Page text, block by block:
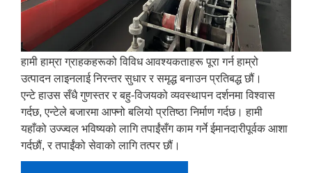
हामी हाम्रा ग्राहकहरूको विविध आवश्यकताहरू पूरा गर्न हाम्रो
उत्पादन लाइनलाई निरन्तर सुधार र समृद्ध बनाउन प्रतिबद्ध छौं।
एन्टे हाउस सँधै गुणस्तर र बहु-विजयको व्यवस्थापन दर्शनमा विश्वास
गर्दछ, एन्टेले बजारमा आफ्नो बलियो प्रतिष्ठा निर्माण गर्दछ। हामी
यहाँको उज्ज्वल भविष्यको लागि तपाईंसँग काम गर्ने ईमानदारीपूर्वक आशा
गर्दछौं, र तपाईंको सेवाको लागि तत्पर छौं।